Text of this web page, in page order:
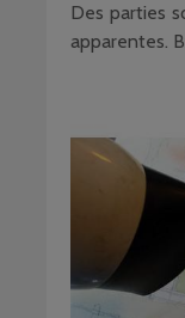
Des parties
apparentes.